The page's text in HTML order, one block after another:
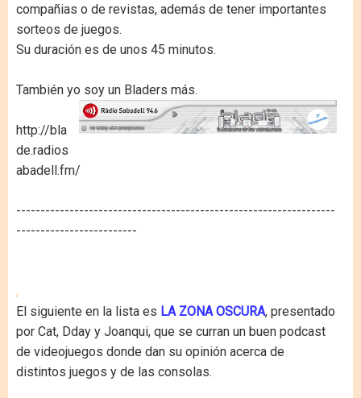
compañias o de revistas, además de tener importantes
sorteos de juegos.
Su duración es de unos 45 minutos.
También yo soy un Bladers más.
http://bla
de.radios
abadell.fm/
------------------------------------------------------------------
-------------------------
,
El siguiente en la lista es LA ZONA OSCURA, presentado
por Cat, Dday y Joanqui, que se curran un buen podcast
de videojuegos donde dan su opinión acerca de
distintos juegos y de las consolas.